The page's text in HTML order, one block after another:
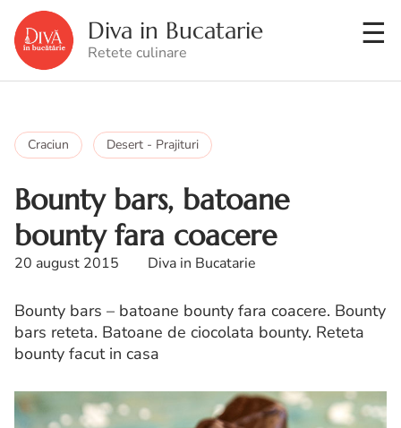
Diva in Bucatarie
Retete culinare
Craciun Desert - Prajituri
Bounty bars, batoane
bounty fara coacere
20 august 2015 Diva in Bucatarie
Bounty bars – batoane bounty fara coacere. Bounty
bars reteta. Batoane de ciocolata bounty. Reteta
bounty facut in casa